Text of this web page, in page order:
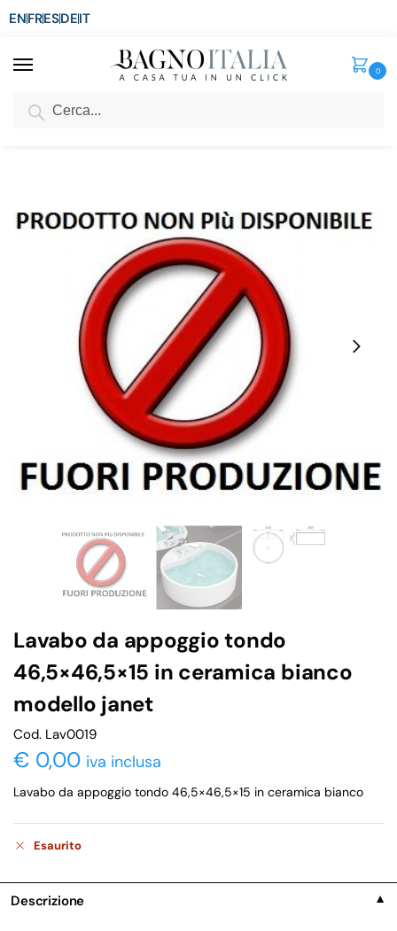
ENFRESDEIT
0
SCONTO del 3%
Lavabo da appoggio tondo
46,5×46,5×15 in ceramica bianco
modello janet
Cod. Lav0019
€ 0,00 iva inclusa
Lavabo da appoggio tondo 46,5×46,5×15 in ceramica bianco
Esaurito
Descrizione ▼